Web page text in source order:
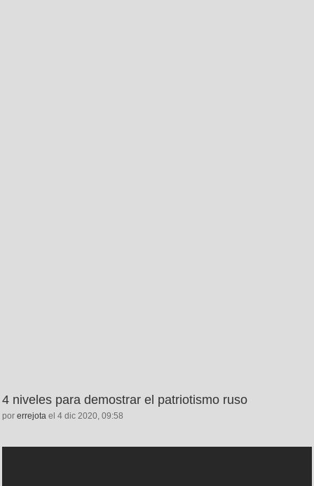
4 niveles para demostrar el patriotismo ruso
por errejota el 4 dic 2020, 09:58